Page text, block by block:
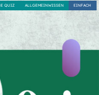
EINFACH
ALLGEMEINWISSEN
QUIZ